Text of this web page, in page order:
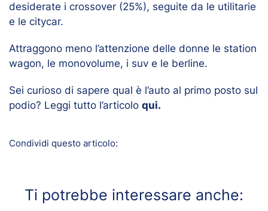
desiderate i crossover (25%), seguite da le utilitarie
e le citycar.
Attraggono meno l’attenzione delle donne le station
wagon, le monovolume, i suv e le berline.
Sei curioso di sapere qual è l’auto al primo posto sul
podio? Leggi tutto l’articolo qui.
Condividi questo articolo:
Ti potrebbe interessare anche: